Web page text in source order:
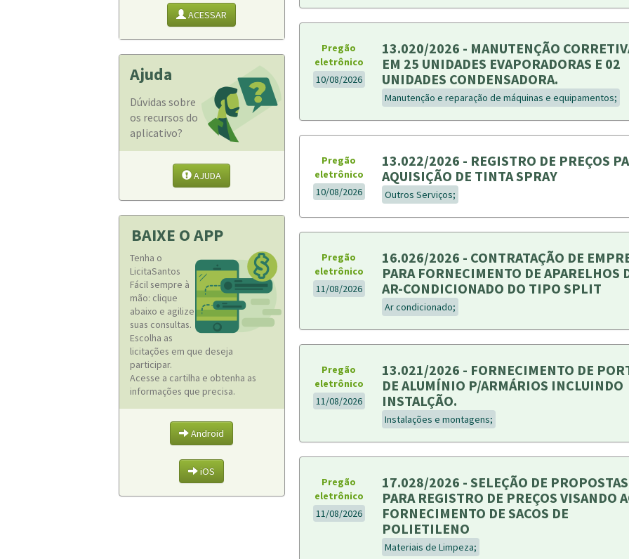
ACESSAR
Ajuda
Dúvidas sobre
os recursos do
aplicativo?
AJUDA
BAIXE O APP
Tenha o
LicitaSantos
Fácil sempre à
mão: clique
abaixo e agilize
suas consultas.
Escolha as
licitações em que deseja
participar.
Acesse a cartilha e obtenha as
informações que precisa.
Android
iOS
Pregão
eletrônico
10/08/2026
13.020/2026 - MANUTENÇÃO
EM 25 UNIDADES EVAPORADORAS E 02
UNIDADES CONDENSADORA.
Manutenção e reparação de máquinas e equipamentos;
Pregão
eletrônico
10/08/2026
13.022/2026 - REGISTRO DE PREÇOS
AQUISIÇÃO DE TINTA SPRAY
Outros Serviços;
Pregão
eletrônico
11/08/2026
16.026/2026 - CONTRATAÇÃO DE
PARA FORNECIMENTO DE APARELHOS
AR-CONDICIONADO DO TIPO SPLIT
Ar condicionado;
Pregão
eletrônico
11/08/2026
13.021/2026 - FORNECIMENTO DE
DE ALUMÍNIO P/ARMÁRIOS INCLUINDO
INSTALÇÃO.
Instalações e montagens;
Pregão
eletrônico
11/08/2026
17.028/2026 - SELEÇÃO DE PROPOSTAS
PARA REGISTRO DE PREÇOS VISANDO
FORNECIMENTO DE SACOS DE
POLIETILENO
Materiais de Limpeza;